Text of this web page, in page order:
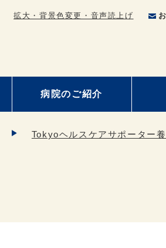
拡大・背景色変更・音声読上げ
病院のご紹介
Tokyoヘルスケアサポーター